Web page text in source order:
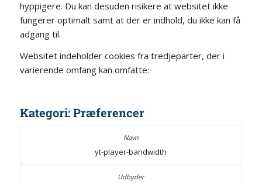
hyppigere. Du kan desuden risikere at websitet ikke
fungerer optimalt samt at der er indhold, du ikke kan få
adgang til.
Websitet indeholder cookies fra tredjeparter, der i
varierende omfang kan omfatte:
Kategori: Præferencer
yt-player-bandwidth